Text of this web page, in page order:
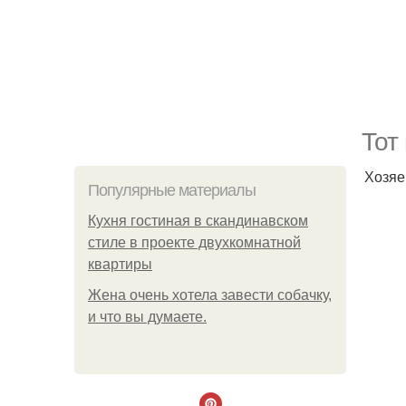
Тот
Популярные материалы
Кухня гостиная в скандинавском
стиле в проекте двухкомнатной
квартиры
Жена очень хотела завести собачку,
и что вы думаете.